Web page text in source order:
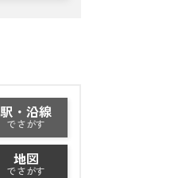
駅・沿線
でさがす
地図
でさがす